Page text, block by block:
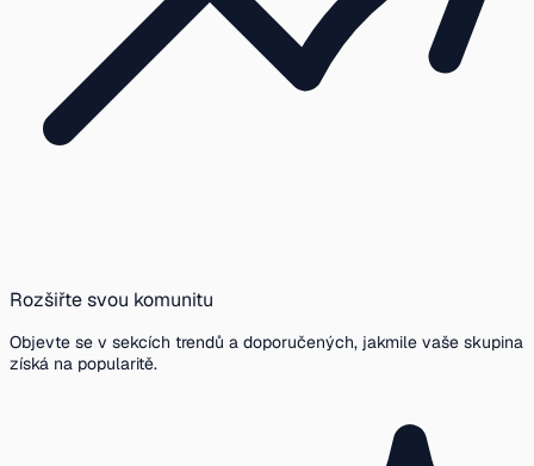
Rozšiřte svou komunitu
Objevte se v sekcích trendů a doporučených, jakmile vaše skupina
získá na popularitě.